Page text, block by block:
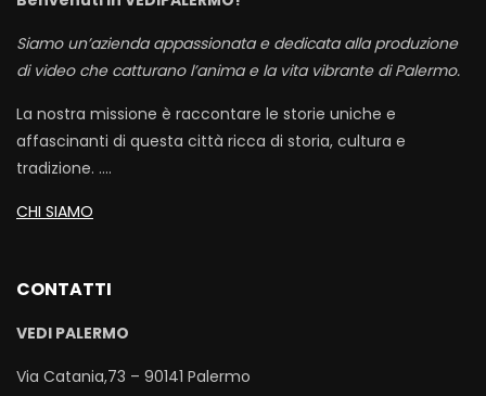
Siamo un’azienda appassionata e dedicata alla produzione
di video che catturano l’anima e la vita vibrante di Palermo.
La nostra missione è raccontare le storie uniche e
affascinanti di questa città ricca di storia, cultura e
tradizione. ….
CHI SIAMO
CONTATTI
VEDI PALERMO
Via Catania,73 – 90141 Palermo